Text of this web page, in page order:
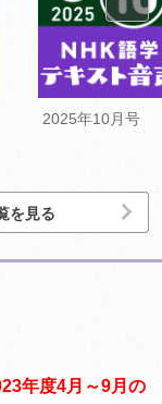
2025年10月号
を見る
年度4月～9月の